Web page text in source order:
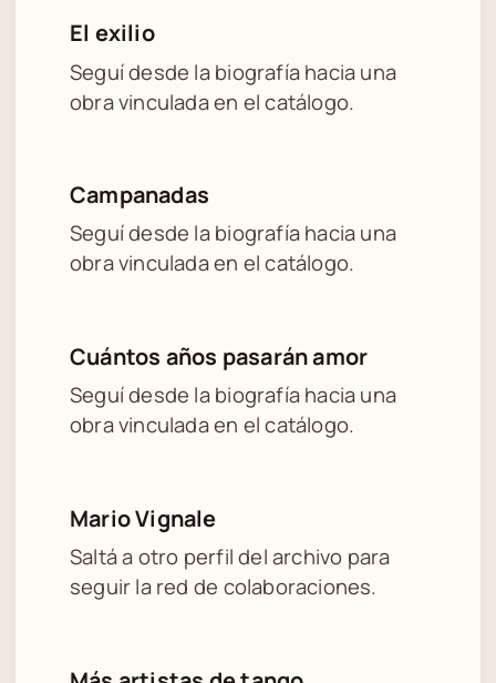
El exilio
Seguí desde la biografía hacia una
obra vinculada en el catálogo.
Campanadas
Seguí desde la biografía hacia una
obra vinculada en el catálogo.
Cuántos años pasarán amor
Seguí desde la biografía hacia una
obra vinculada en el catálogo.
Mario Vignale
Saltá a otro perfil del archivo para
seguir la red de colaboraciones.